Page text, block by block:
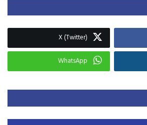
X (Twitter)
WhatsApp